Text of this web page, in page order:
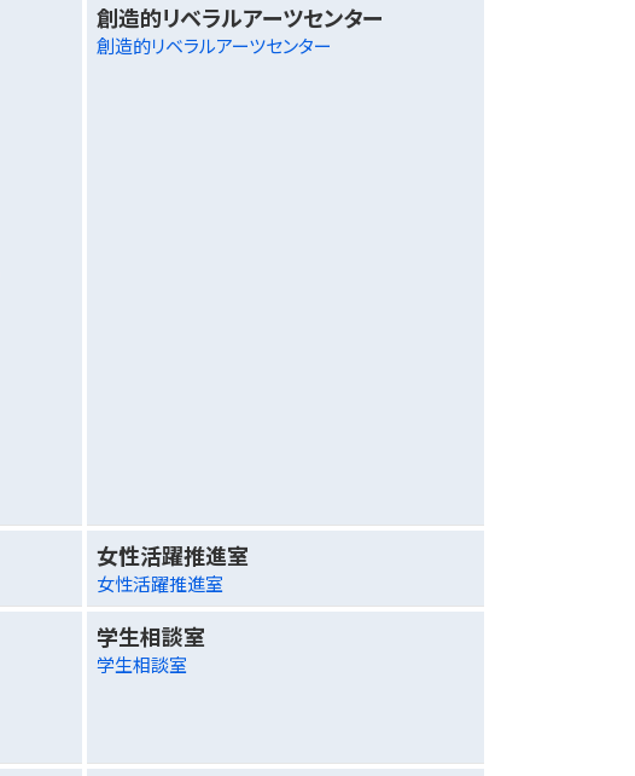
創造的リベラルアーツセンター
創造的リベラルアーツセンター
女性活躍推進室
女性活躍推進室
学生相談室
学生相談室